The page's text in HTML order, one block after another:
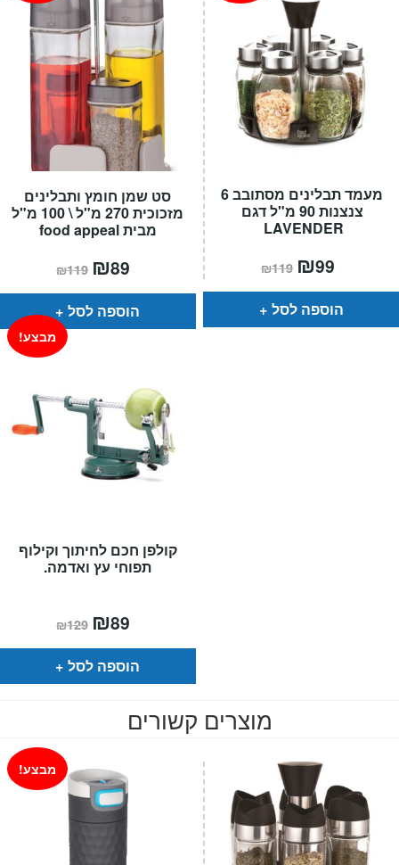
סט שמן חומץ ותבלינים
מזכוכית 270 מ"ל \ 100 מ"ל
מבית food appeal
₪119 המחיר
המקורי
היה:
₪119.
₪89
הוא:
הוספה לסל
מעמד תבלינים מסתובב 6
צנצנות 90 מ"ל דגם
LAVENDER
₪119 המחיר
המקורי
היה:
₪119.
₪99
הוא:
הוספה לסל
קולפן חכם לחיתוך וקילוף
תפוחי עץ ואדמה.
מבצע!
₪129 המחיר
המקורי
היה:
₪129.
₪89
הוא:
הוספה לסל
מוצרים קשורים
מבצע!